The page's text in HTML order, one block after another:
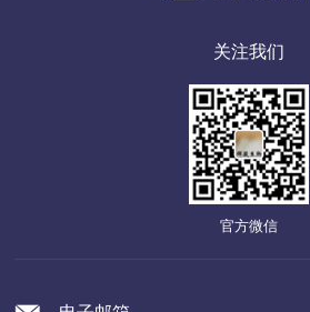
关注我们
官方微信